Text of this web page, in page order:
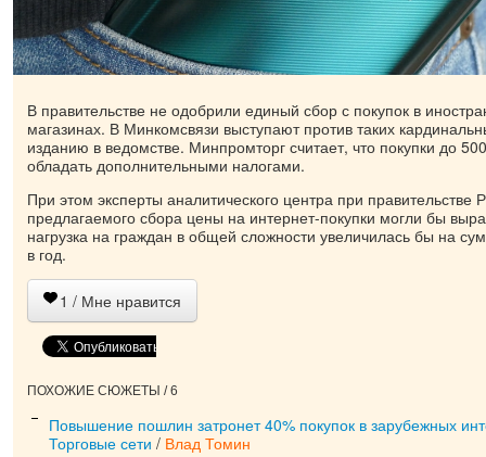
В правительстве не одобрили единый сбор с покупок в
магазинах. В Минкомсвязи выступают против таких
изданию в ведомстве. Минпромторг считает, что покупки до
обладать дополнительными налогами.
При этом эксперты аналитического центра при правительстве
предлагаемого сбора цены на интернет-покупки могли бы
нагрузка на граждан в общей сложности увеличилась бы на
в год.
1 / Мне нравится
ПОХОЖИЕ СЮЖЕТЫ / 6
Повышение пошлин затронет 40% покупок в зарубежных
Торговые сети / Влад Томин